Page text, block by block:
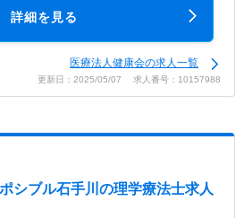
詳細を見る
医療法人健康会の求人一覧
更新日：2025/05/07 求人番号：10157988
シブル石手川 の理学療法士求人